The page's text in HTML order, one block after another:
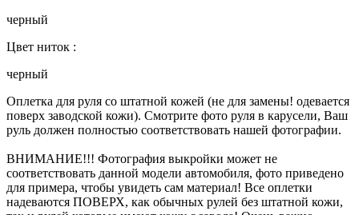
черный
Цвет ниток :
черный
Оплетка для руля со штатной кожей (не для замены! одевается
поверх заводской кожи). Смотрите фото руля в карусели, Ваш
руль должен полностью соответствовать нашей фотографии.
ВНИМАНИЕ!!! Фотография выкройки может не
соответствовать данной модели автомобиля, фото приведено
для примера, чтобы увидеть сам материал! Все оплетки
надеваются ПОВЕРХ, как обычных рулей без штатной кожи,